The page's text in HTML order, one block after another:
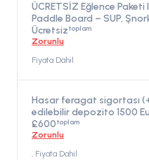
ÜCRETSİZ Eğlence
Paddle Board – SUP,
Ücretsiztoplam
Zorunlu
Fiyata Dahil
Hasar feragat sigortası
edilebilir depozito 1500
£600toplam
Zorunlu
, Fiyata Dahil